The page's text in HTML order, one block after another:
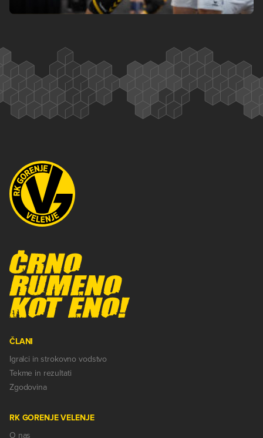
ČLANI
Igralci in strokovno vodstvo
Tekme in rezultati
Zgodovina
RK GORENJE VELENJE
O nas